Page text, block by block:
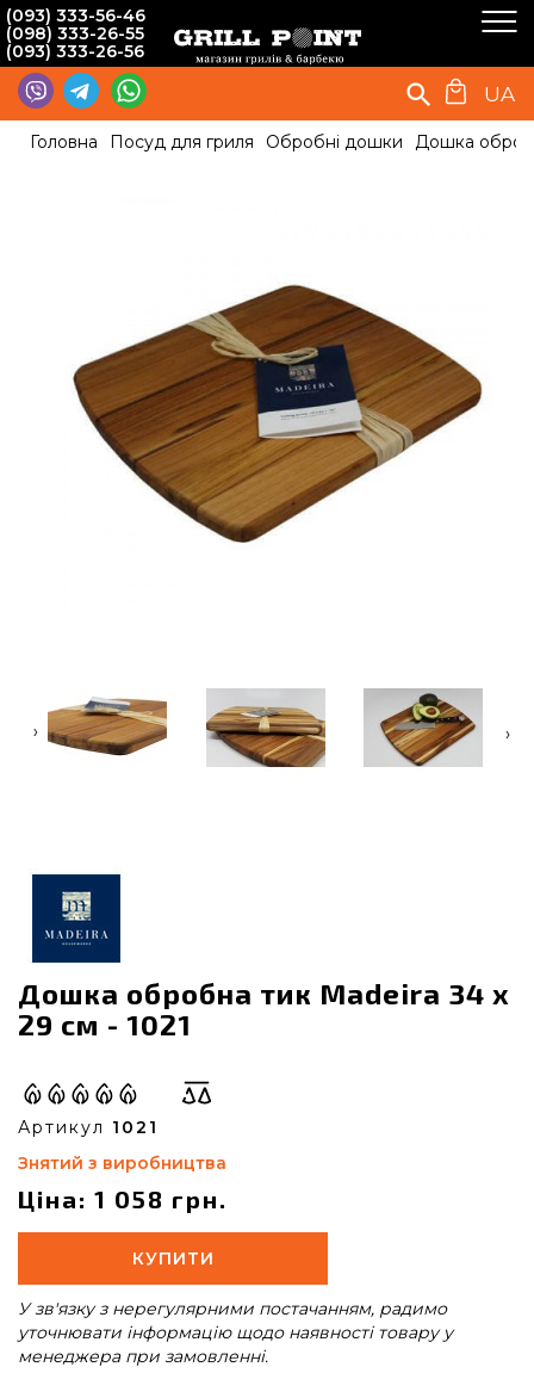
(093) 333-56-46
(098) 333-26-55
(093) 333-26-56
UA
Головна Посуд для гриля Обробні дошки Дошка
‹ ›
Дошка обробна тик Madeira 34 x
29 см - 1021
Артикул 1021
Знятий з виробництва
Ціна: 1 058 грн.
КУПИТИ
У зв'язку з нерегулярними постачанням, радимо
уточнювати інформацію щодо наявності товару у
менеджера при замовленні.